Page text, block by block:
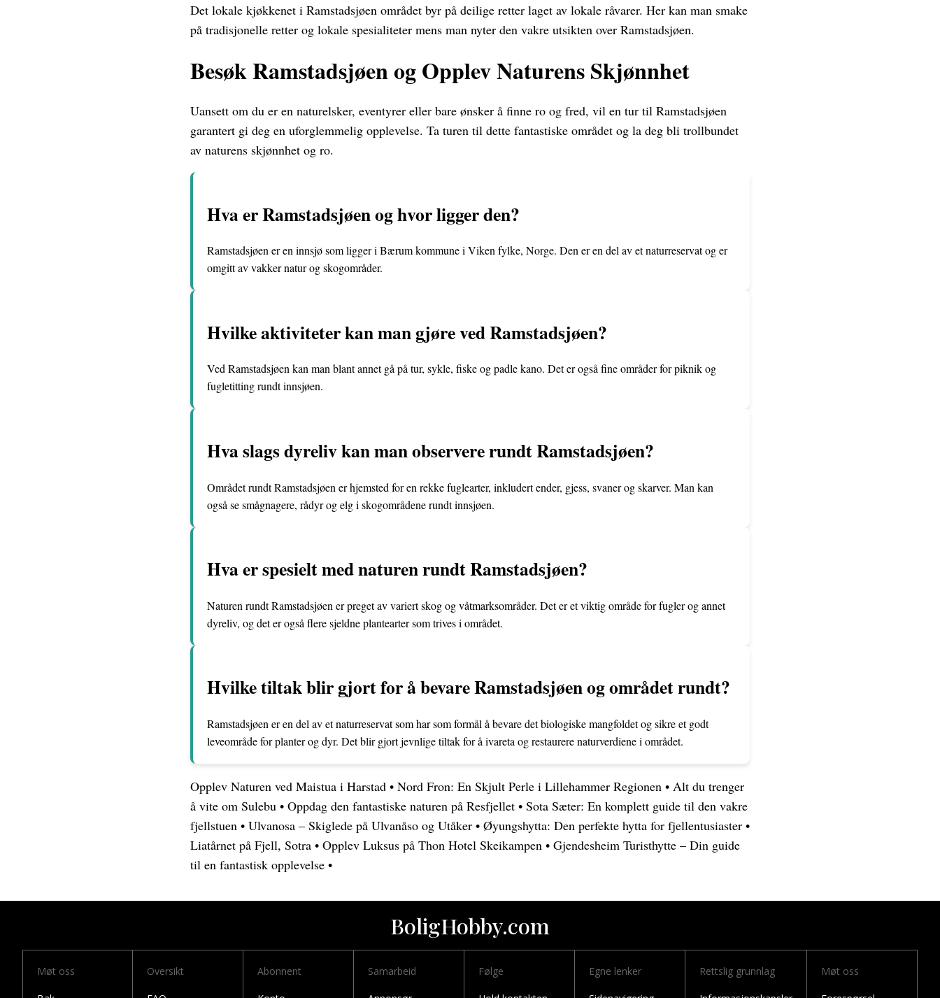
Det lokale kjøkkenet i Ramstadsjøen området byr på deilige retter laget av lokale råvarer. Her kan man smake
på tradisjonelle retter og lokale spesialiteter mens man nyter den vakre utsikten over Ramstadsjøen.
Besøk Ramstadsjøen og Opplev Naturens Skjønnhet
Uansett om du er en naturelsker, eventyrer eller bare ønsker å finne ro og fred, vil en tur til Ramstadsjøen
garantert gi deg en uforglemmelig opplevelse. Ta turen til dette fantastiske området og la deg bli trollbundet
av naturens skjønnhet og ro.
Hva er Ramstadsjøen og hvor ligger den?
Ramstadsjøen er en innsjø som ligger i Bærum kommune i Viken fylke, Norge. Den er en del av et naturreservat og er
omgitt av vakker natur og skogområder.
Hvilke aktiviteter kan man gjøre ved Ramstadsjøen?
Ved Ramstadsjøen kan man blant annet gå på tur, sykle, fiske og padle kano. Det er også fine områder for piknik og
fugletitting rundt innsjøen.
Hva slags dyreliv kan man observere rundt Ramstadsjøen?
Området rundt Ramstadsjøen er hjemsted for en rekke fuglearter, inkludert ender, gjess, svaner og skarver. Man kan
også se smågnagere, rådyr og elg i skogområdene rundt innsjøen.
Hva er spesielt med naturen rundt Ramstadsjøen?
Naturen rundt Ramstadsjøen er preget av variert skog og våtmarksområder. Det er et viktig område for fugler og annet
dyreliv, og det er også flere sjeldne plantearter som trives i området.
Hvilke tiltak blir gjort for å bevare Ramstadsjøen og området rundt?
Ramstadsjøen er en del av et naturreservat som har som formål å bevare det biologiske mangfoldet og sikre et godt
leveområde for planter og dyr. Det blir gjort jevnlige tiltak for å ivareta og restaurere naturverdiene i området.
Opplev Naturen ved Maistua i Harstad • Nord Fron: En Skjult Perle i Lillehammer Regionen • Alt du trenger
å vite om Sulebu • Oppdag den fantastiske naturen på Resfjellet • Sota Sæter: En komplett guide til den vakre
fjellstuen • Ulvanosa – Skiglede på Ulvanåso og Utåker • Øyungshytta: Den perfekte hytta for fjellentusiaster •
Liatårnet på Fjell, Sotra • Opplev Luksus på Thon Hotel Skeikampen • Gjendesheim Turisthytte – Din guide
til en fantastisk opplevelse •
BoligHobby.com
Møt oss
Møt oss Oversikt Abonnent Samarbeid Følge Egne lenker Rettslig grunnlag